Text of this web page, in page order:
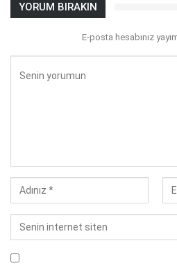
YORUM BIRAKIN
E-posta hesabınız